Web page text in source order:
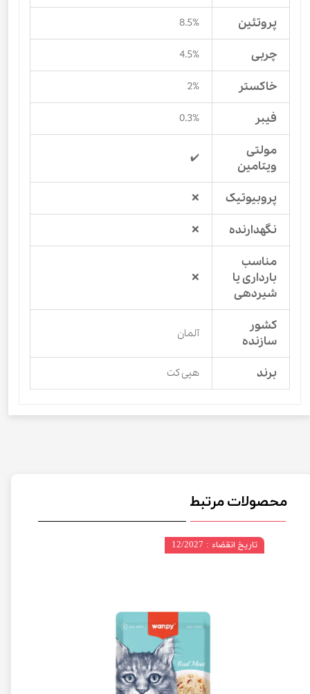
پروتئین 8.5%
چربی 4.5%
خاکستر 2%
فیبر 0.3%
مولتی
ویتامین
✔️
پروبیوتیک ❌
نگهدارنده ❌
مناسب
بارداری یا
شیردهی
❌
کشور
سازنده
آلمان
برند هپی کت
محصولات مرتبط
تاریخ انقضاء : 12/2027